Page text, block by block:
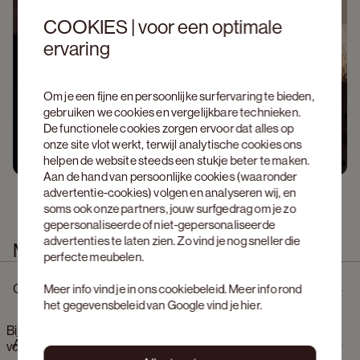
COOKIES | voor een optimale
ervaring
Om je een fijne en persoonlijke surfervaring te bieden,
gebruiken we cookies en vergelijkbare technieken.
De functionele cookies zorgen ervoor dat alles op
onze site vlot werkt, terwijl analytische cookies ons
helpen de website steeds een stukje beter te maken.
Aan de hand van persoonlijke cookies (waaronder
advertentie-cookies) volgen en analyseren wij, en
soms ook onze partners, jouw surfgedrag om je zo
gepersonaliseerde of niet-gepersonaliseerde
advertenties te laten zien. Zo vind je nog sneller die
perfecte meubelen.
Meer info vind je in onscookiebeleid. Meer info rond
het gegevensbeleid van Google vind jehier.
Meer informatie
Omschrijving
Bijzettafel Levanto onderstel in natuurkleurige eik en rond
volkeramisch Ceramo blad in kleur Calacatta Lu x e Ø42 x 52
Afmetingen